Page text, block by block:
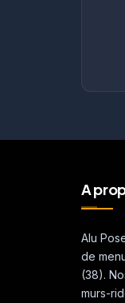
A
Alu
de
(38).
murs-